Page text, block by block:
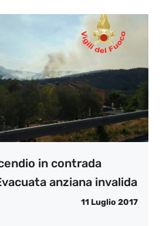
in contrada
anziana invalida
11 Luglio 2017